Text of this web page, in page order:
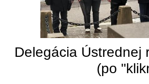
Delegácia Ústrednej
(po